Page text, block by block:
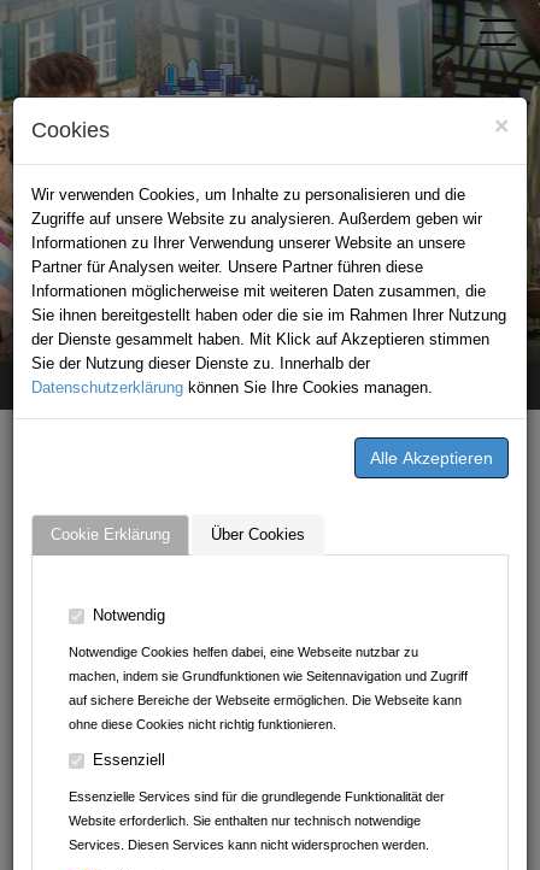
×
Cookies
Wir verwenden Cookies, um Inhalte zu personalisieren und die
Zugriffe auf unsere Website zu analysieren. Außerdem geben wir
Informationen zu Ihrer Verwendung unserer Website an unsere
Partner für Analysen weiter. Unsere Partner führen diese
Informationen möglicherweise mit weiteren Daten zusammen, die
Sie ihnen bereitgestellt haben oder die sie im Rahmen Ihrer Nutzung
der Dienste gesammelt haben. Mit Klick auf Akzeptieren stimmen
Sie der Nutzung dieser Dienste zu. Innerhalb der
Datenschutzerklärung können Sie Ihre Cookies managen.
Cookie Erklärung Über Cookies
Notwendig
Notwendige Cookies helfen dabei, eine Webseite nutzbar zu
machen, indem sie Grundfunktionen wie Seitennavigation und Zugriff
auf sichere Bereiche der Webseite ermöglichen. Die Webseite kann
ohne diese Cookies nicht richtig funktionieren.
Essenziell
Essenzielle Services sind für die grundlegende Funktionalität der
Website erforderlich. Sie enthalten nur technisch notwendige
Services. Diesen Services kann nicht widersprochen werden.
STADTPORTAL BRETTEN
Home Stellenangebote Autohaus Schwarz GmbH&Co.KG
STELLENANGEBOTE VON
AUTOHAUS SCHWARZ
GMBH&CO.KG
STELLENANGEBOTE VON
ATC Armoloy Technology Coatings GmbH & Co.KG
Müller Reisen
Autohaus Schwarz GmbH&Co.KG